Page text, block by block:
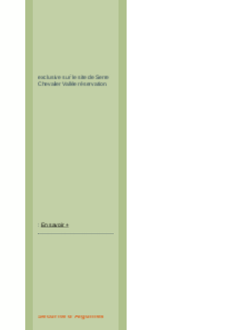
exclusive sur le site de Serre
Chevalier Vallée réservation.
En savoir +